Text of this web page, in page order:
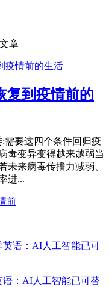
章
复到疫情前的
需要这四个条件回归疫
毒变异变得越来越弱当
未来病毒传播力减弱、
进...
前
：AI人工智能已可替